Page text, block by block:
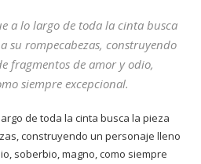
a lo largo de toda la cinta busca
su rompecabezas, construyendo
fragmentos de amor y odio,
siempre excepcional.
de toda la cinta busca la pieza
construyendo un personaje lleno
soberbio, magno, como siempre